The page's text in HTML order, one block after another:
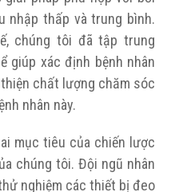
nhập thấp và trung bình.
chúng tôi đã tập trung
giúp xác định bệnh nhân
chất lượng chăm sóc
nhân này.
mục tiêu của chiến lược
chúng tôi. Đội ngũ nhân
nghiệm các thiết bị đeo